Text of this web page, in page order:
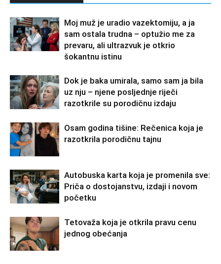
Moj muž je uradio vazektomiju, a ja
sam ostala trudna – optužio me za
prevaru, ali ultrazvuk je otkrio
šokantnu istinu
Dok je baka umirala, samo sam ja bila
uz nju – njene posljednje riječi
razotkrile su porodičnu izdaju
Osam godina tišine: Rečenica koja je
razotkrila porodičnu tajnu
Autobuska karta koja je promenila sve:
Priča o dostojanstvu, izdaji i novom
početku
Tetovaža koja je otkrila pravu cenu
jednog obećanja